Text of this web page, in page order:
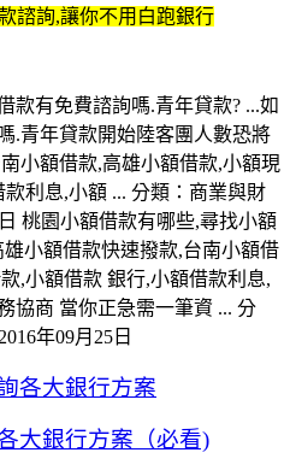
諮詢,讓你不用白跑銀行
款有免費諮詢嗎.青年貸款? ...如
.青年貸款開始陸客團人數恐將
小額借款,高雄小額借款,小額現
利息,小額 ... 分類：商業與財
桃園小額借款有哪些,尋找小額
小額借款快速撥款,台南小額借
,小額借款 銀行,小額借款利息,
協商 當你正急需一筆資 ... 分
年09月25日
各大銀行方案
大銀行方案（必看)